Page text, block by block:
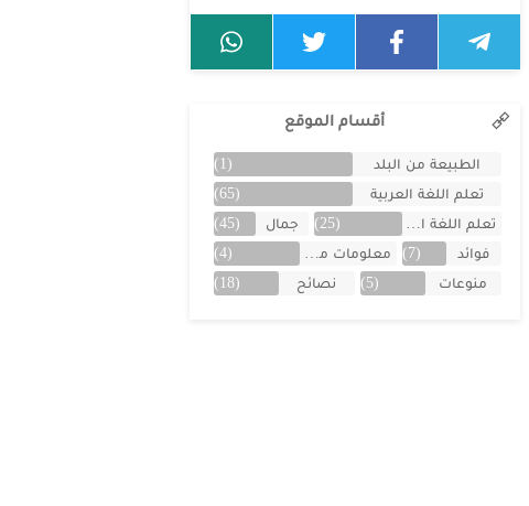
أقسام الموقع
الطبيعة من البلد
(1)
تعلم اللغة العربية
(65)
تعلم اللغة الفرنسية
(25) جمال
(45)
فوائد
(7) معلومات من البلد
(4)
منوعات
(5) نصائح (18)